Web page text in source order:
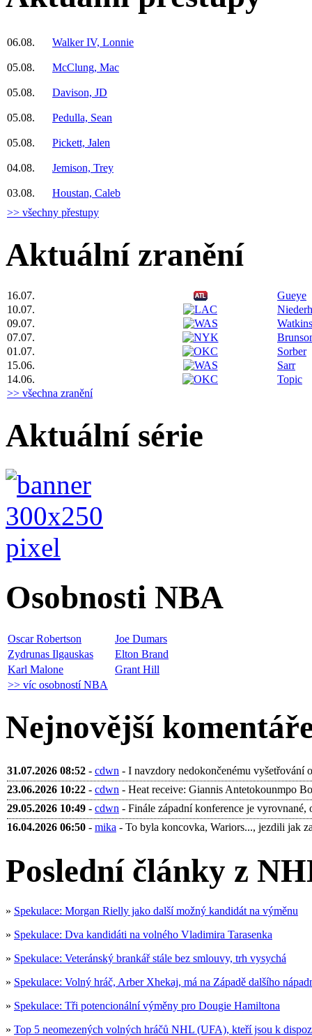
06.08. Walker IV, Lonnie
05.08. McClung, Mac
05.08. Davison, JD
05.08. Pedulla, Sean
05.08. Pickett, Jalen
04.08. Jemison, Trey
03.08.
Houstan, Caleb
>> všechny přestupy
Aktuální zranění
16.07.
Gueye
10.07.
09.07.
Watkins
07.07.
01.07.
Sorber
15.06.
Sarr
14.06.
Topic
>> všechna zranění
Aktuální série
Osobnosti NBA
Oscar Robertson
Joe Dumars
Zydrunas Ilgauskas
Elton Brand
Karl Malone
Grant Hill
>> víc osobností NBA
Nejnovější
31.07.2026 08:52 - cdwn - I navzdory nedokončenému vyšetřování
23.06.2026 10:22 - cdwn - Heat receive: Giannis Antetokounmpo
29.05.2026 10:49 - cdwn - Finále západní konference je vyrovnané,
16.04.2026 06:50 - mika - To byla koncovka, Wariors..., jezdili jak
Poslední články z
» Spekulace: Morgan Rielly jako další možný kandidát na výměnu
» Spekulace: Dva kandidáti na volného Vladimira Tarasenka
» Spekulace: Veteránský brankář stále bez smlouvy, trh vysychá
» Spekulace: Volný hráč, Arber Xhekaj, má na Západě dalšího
» Spekulace: Tři potencionální výměny pro Dougie Hamiltona
» Top 5 neomezených volných hráčů NHL (UFA), kteří jsou k